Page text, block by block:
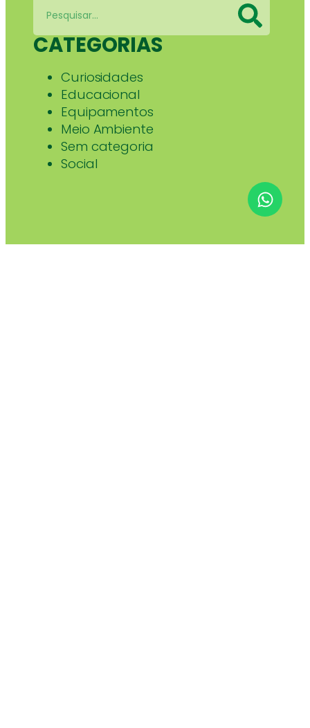
CATEGORIAS
Curiosidades
Educacional
Equipamentos
Meio Ambiente
Sem categoria
Social